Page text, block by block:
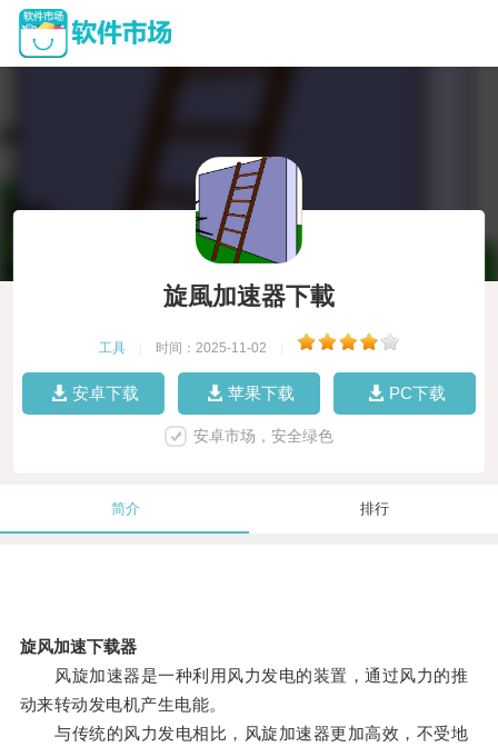
旋風加速器下載
工具 时间：2025-11-02
安卓下载 苹果下载 PC下载
安卓市场，安全绿色
简介 排行
旋风加速下载器
风旋加速器是一种利用风力发电的装置，通过风力的推
动来转动发电机产生电能。
与传统的风力发电相比，风旋加速器更加高效，不受地